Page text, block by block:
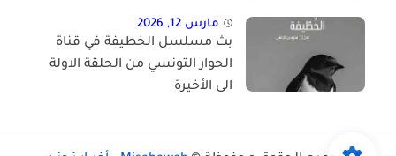
مارس 12, 2026
بث مسلسل الخطيفة في قناة
الحوار التونسي من الحلقة الاولة
الى الأخيرة